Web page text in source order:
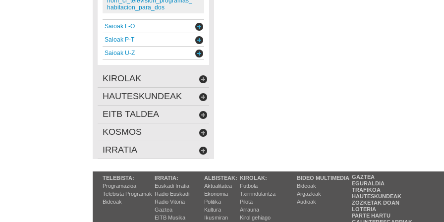
habitacion_para_dos
Saioak L-O
Saioak P-T
Saioak U-Z
KIROLAK
HAUTESKUNDEAK
EITB TALDEA
KOSMOS
IRRATIA
TELEBISTA:
Programazioa
Telebista Programak
Bideoak
IRRATIA:
Euskadi Irratia
Radio Euskadi
Radio Vitoria
Gaztea
EITB Musika
ALBISTEAK:
Aktualitatea
Ekonomia
Politika
Kultura
Ikusmiran
KIROLAK:
Futbola
Txirrindularitza
Pilota
Arrauna
Kirol gehiago
BIDEO MULTIMEDIA
Bideoak
Argazkiak
Audioak
GAZTEA
EGURALDIA
TRAFIKOA
HAUTESKUNDEAK
ZOZKETAK DOAN
LOTERIA
PARTE HARTU